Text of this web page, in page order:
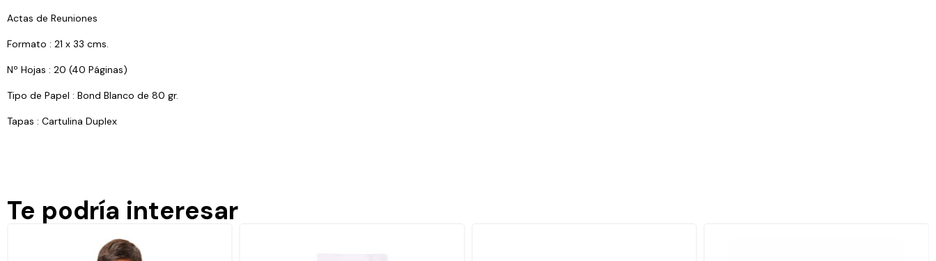
Actas de Reuniones
Formato : 21 x 33 cms.
Nº Hojas : 20 (40 Páginas)
Tipo de Papel : Bond Blanco de 80 gr.
Tapas : Cartulina Duplex
Te podría interesar